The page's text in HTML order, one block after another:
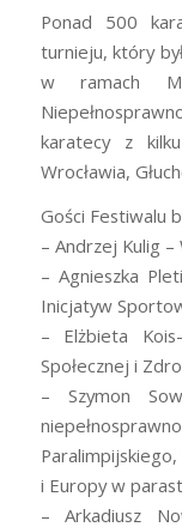
Ponad 500
turnieju, który
w ramach
karatecy z
Wrocławia,
Gości Festiwalu
– Andrzej Kulig
– Agnieszka
Inicjatyw
– Elżbieta
Społecznej i
– Szymon
i Europy w
– Arkadiusz